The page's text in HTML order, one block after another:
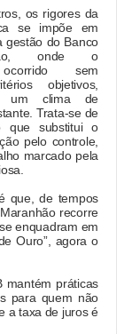
os rigores da
se impõe em
gestão do Banco
onde o
sem
objetivos,
um clima de
Trata-se de
que substitui o
pelo controle,
marcado pela
que, de tempos
recorre
enquadram em
Ouro”, agora o
mantém práticas
para quem não
a taxa de juros é